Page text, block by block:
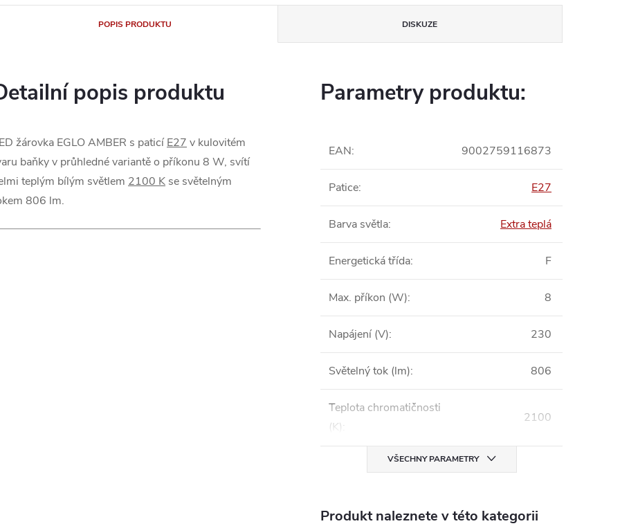
POPIS PRODUKTU DISKUZE
popis produktu
žárovka EGLO AMBER s paticí E27 v kulovitém
baňky v průhledné variantě o příkonu 8 W, svítí
teplým bílým světlem 2100 K se světelným
806 lm.
Parametry produktu:
EAN: 9002759116873
Patice: E27
Barva světla: Extra teplá
Energetická třída: F
Max. příkon (W): 8
Napájení (V): 230
Světelný tok (lm): 806
Teplota chromatičnosti
(K):
2100
VŠECHNY PARAMETRY
Produkt naleznete v této kategorii